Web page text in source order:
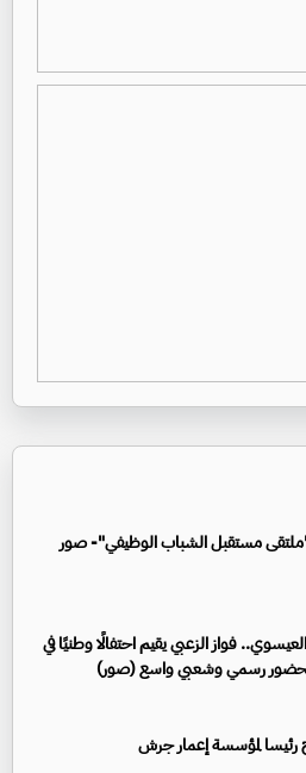
مستقبل الشباب الوظيفي"- صور
فواز الزعبي يقيم احتفالًا وطنيًا في
بحضور رسمي وشعبي واسع (صور)
رئيسا لمؤسسة إعمار جرش